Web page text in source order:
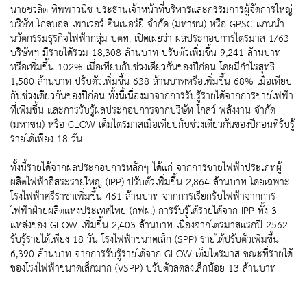
นายชวลิต ทิพพาวนิช ประธานเจ้าหน้าที่บริหารและกรรมการผู้จัดการใหญ่
บริษัท โกลบอล เพาเวอร์ ซินเนอร์ยี่ จำกัด (มหาชน) หรือ GPSC แกนนำ
นวัตกรรมธุรกิจไฟฟ้ากลุ่ม ปตท. เปิดเผยว่า ผลประกอบการไตรมาส 1/63
บริษัทฯ มีรายได้รวม 18,308 ล้านบาท ปรับตัวเพิ่มขึ้น 9,241 ล้านบาท
หรือเพิ่มขึ้น 102% เมื่อเทียบกับช่วงเดียวกันของปีก่อน โดยมีกำไรสุทธิ
1,580 ล้านบาท ปรับตัวเพิ่มขึ้น 638 ล้านบาทหรือเพิ่มขึ้น 68% เมื่อเทียบ
กับช่วงเดียวกันของปีก่อน ทั้งนี้เนื่องมาจากการรับรู้รายได้จากการขายไฟฟ้า
ที่เพิ่มขึ้น และการรับรู้ผลประกอบการจากบริษัท โกลว์ พลังงาน จำกัด
(มหาชน) หรือ GLOW เต็มไตรมาสเมื่อเทียบกับช่วงเดียวกันของปีก่อนที่รับรู้
รายได้เพียง 18 วัน
ทั้งนี้รายได้จากผลประกอบการหลักๆ ได้แก่ จากการขายไฟฟ้าประเภทผู้
ผลิตไฟฟ้าอิสระรายใหญ่ (IPP) ปรับตัวเพิ่มขึ้น 2,864 ล้านบาท โดยเฉพาะ
โรงไฟฟ้าศรีราชาเพิ่มขึ้น 461 ล้านบาท จากการเรียกรับไฟฟ้าจากการ
ไฟฟ้าฝ่ายผลิตแห่งประเทศไทย (กฟผ.) การรับรู้ได้รายได้จาก IPP ทั้ง 3
แหล่งของ GLOW เพิ่มขึ้น 2,403 ล้านบาท เนื่องจากไตรมาสแรกปี 2562
รับรู้รายได้เพียง 18 วัน โรงไฟฟ้าขนาดเล็ก (SPP) รายได้ปรับตัวเพิ่มขึ้น
6,390 ล้านบาท จากการรับรู้รายได้จาก GLOW เต็มไตรมาส ขณะที่รายได้
ของโรงไฟฟ้าขนาดเล็กมาก (VSPP) ปรับตัวลดลงเล็กน้อย 13 ล้านบาท